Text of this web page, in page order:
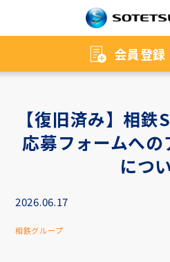
会員登録
【復旧済み】相
応募フォームへ
につ
2026.06.17
相鉄グループ